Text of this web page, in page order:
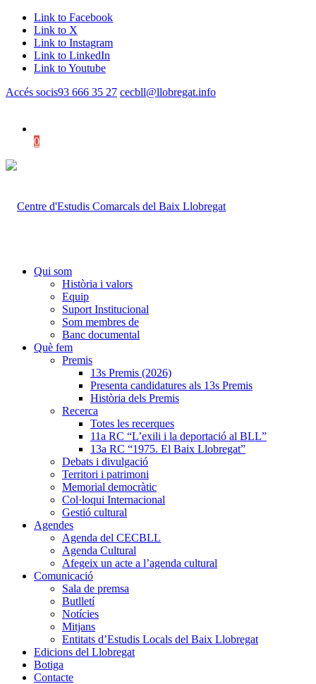
Link to Facebook
Link to X
Link to Instagram
Link to LinkedIn
Link to Youtube
Accés socis93 666 35 27 cecbll@llobregat.info
0
Qui som
Història i valors
Equip
Suport Institucional
Som membres de
Banc documental
Què fem
Premis
13s Premis (2026)
Presenta candidatures als 13s Premis
Història dels Premis
Recerca
Totes les recerques
11a RC “L’exili i la deportació al BLL”
13a RC “1975. El Baix Llobregat”
Debats i divulgació
Territori i patrimoni
Memorial democràtic
Col·loqui Internacional
Gestió cultural
Agendes
Agenda del CECBLL
Agenda Cultural
Afegeix un acte a l’agenda cultural
Comunicació
Sala de premsa
Butlletí
Notícies
Mitjans
Entitats d’Estudis Locals del Baix Llobregat
Edicions del Llobregat
Botiga
Contacte